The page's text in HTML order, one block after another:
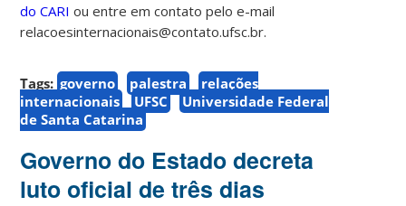
do CARIou entre em contato pelo e-mail
relacoesinternacionais@contato.ufsc.br.
Tags: governo palestra
relações
internacionais
UFSC
Universidade Federal
de Santa Catarina
Governo do Estado decreta
luto oficial de três dias